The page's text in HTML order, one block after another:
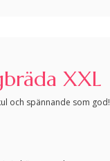
XXL
och spännande som god!